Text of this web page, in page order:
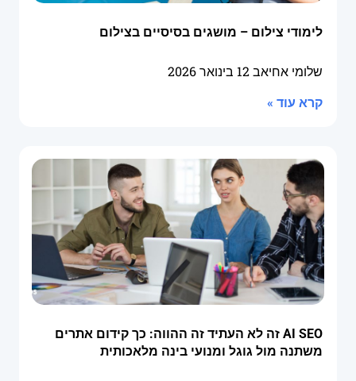
לימודי צילום – מושגים בסיסיים בצילום
שלומי אחיאב12 בינואר 2026
קרא עוד »
AI SEO זה לא העתיד זה ההווה: כך קידום אתרים
משתנה מול גוגל ומנועי בינה מלאכותית